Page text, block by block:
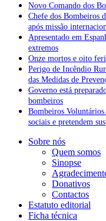
Novo Comando dos
Chefe dos Bombeiros
após missão
Apresentado em
extremos
Onze mortos e oito
Perigo de Incêndio
das Medidas de
Governo está
bombeiros
Bombeiros
sociais e pretendem
Sobre nós
Quem somos
Sinopse
Donativos
Contactos
Estatuto editorial
Ficha técnica